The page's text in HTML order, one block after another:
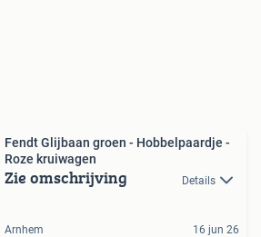
Fendt Glijbaan groen - Hobbelpaardje -
Roze kruiwagen
Zie omschrijving Details
Arnhem 16 jun 26